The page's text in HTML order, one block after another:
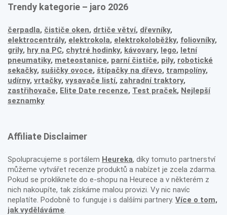
Trendy kategorie – jaro 2026
čerpadla, čističe oken, drtiče větví, dřevníky,
elektrocentrály, elektrokola, elektrokoloběžky, foliovníky,
grily, hry na PC, chytré hodinky, kávovary, lego, letní
pneumatiky, meteostanice, parní čističe, pily, robotické
sekačky, sušičky ovoce, štípačky na dřevo, trampolíny,
udírny, vrtačky, vysavače listí, zahradní traktory,
zastřihovače, Elite Date recenze, Test praček, Nejlepší
seznamky
Affiliate Disclaimer
Spolupracujeme s portálem Heureka, díky tomuto partnerství
můžeme vytvářet recenze produktů a nabízet je zcela zdarma.
Pokud se prokliknete do e-shopu na Heurece a v některém z
nich nakoupíte, tak získáme malou provizi. Vy nic navíc
neplatíte. Podobně to funguje i s dalšími partnery. Více o tom,
jak vyděláváme